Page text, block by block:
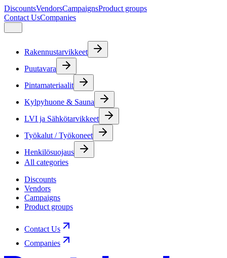
DiscountsVendorsCampaignsProduct groups
Contact UsCompanies
Rakennustarvikkeet
Puutavara
Pintamateriaalit
Kylpyhuone & Sauna
LVI ja Sähkötarvikkeet
Työkalut / Työkoneet
Henkilösuojaus
All categories
Discounts
Vendors
Campaigns
Product groups
Contact Us
Companies